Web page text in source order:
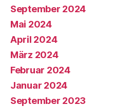
September 2024
Mai 2024
April 2024
März 2024
Februar 2024
Januar 2024
September 2023